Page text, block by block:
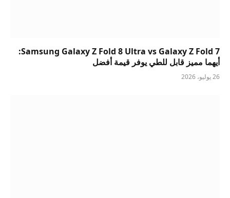
Samsung Galaxy Z Fold 8 Ultra vs Galaxy Z Fold 7:
أيهما مميز قابل للطي يوفر قيمة أفضل
26 يوليو، 2026